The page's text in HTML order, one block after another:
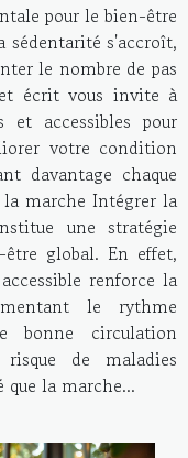
pour le bien-être
sédentarité s'accroît,
le nombre de pas
écrit vous invite à
et accessibles pour
votre condition
davantage chaque
marche Intégrer la
une stratégie
global. En effet,
renforce la
le rythme
bonne circulation
de maladies
que la marche...